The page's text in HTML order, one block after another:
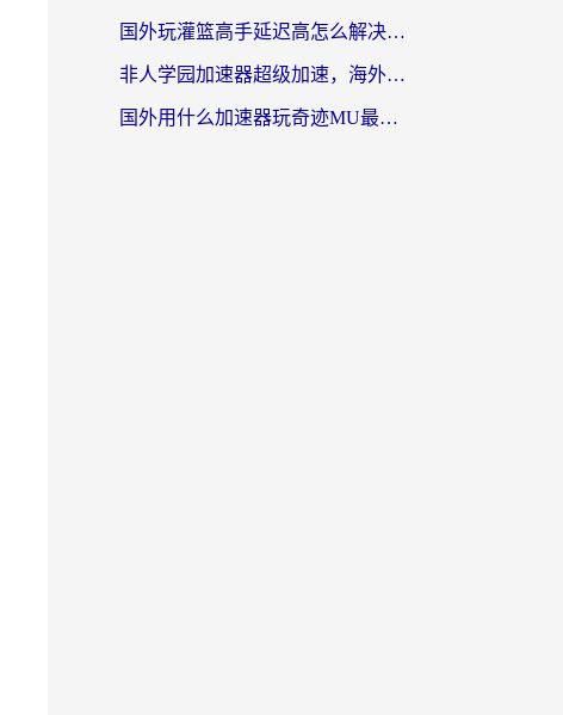
国外玩灌篮高手延迟高怎么解决？海外玩家国服游戏加速终极指南
非人学园加速器超级加速，海外玩家重返国服的通行证
国外用什么加速器玩奇迹MU最好？2026海外玩家国服游戏加速全攻略